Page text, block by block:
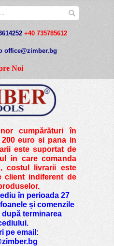
+40 735785612
office@zimber.bg
Noi
cumpărături în
euro si pana in
este suportat de
in care comanda
costul livrarii este
client indiferent de
în perioada 27
și comenzile
terminarea
pe email: